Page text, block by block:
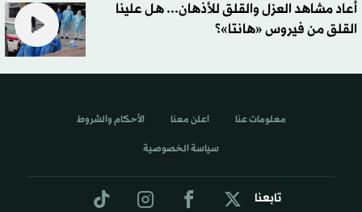
أعاد مشاهد العزل والقلق للأذهان... هل علينا
القلق من فيروس «هانتا»؟
تابعنا
معلومات عنا اعلن معنا الأحكام والشروط
سياسة الخصوصية